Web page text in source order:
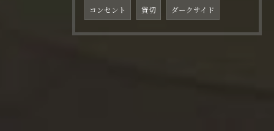
コンセント 貸切 ダークサイド